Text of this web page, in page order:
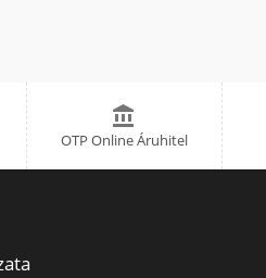

OTP Online Áruhitel